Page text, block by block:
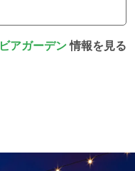
ビアガーデン情報を見る